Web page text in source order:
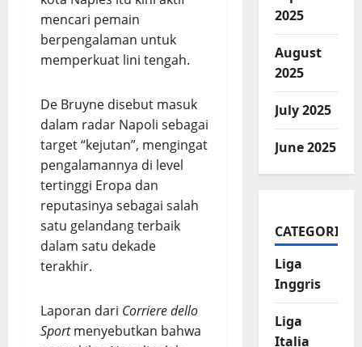
mencari pemain
berpengalaman untuk
memperkuat lini tengah.
De Bruyne disebut masuk
dalam radar Napoli sebagai
target “kejutan”, mengingat
pengalamannya di level
tertinggi Eropa dan
reputasinya sebagai salah
satu gelandang terbaik
dalam satu dekade
terakhir.
Laporan dari Corriere dello
Sportmenyebutkan bahwa
2025
August
2025
July 2025
June 2025
CATEGORIES
Liga
Inggris
Liga
Italia